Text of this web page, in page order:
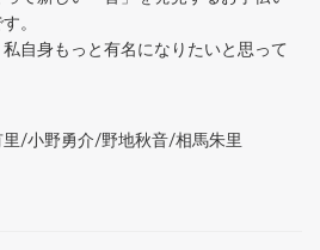
。
自身もっと有名になりたいと思って
/小野勇介/野地秋音/相馬朱里